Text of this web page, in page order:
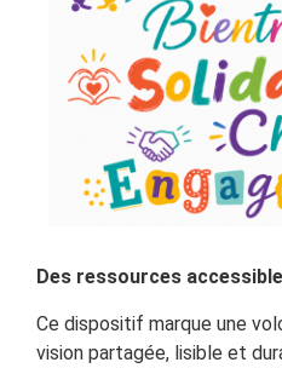
Des ressources
Ce dispositif marque une
vision partagée, lisible et